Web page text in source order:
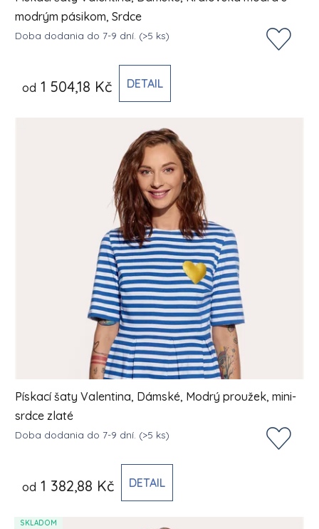
modrým pásikom, Srdce
Doba dodania do 7-9 dní. (>5 ks)
od 1 504,18 Kč DETAIL
Pískací šaty Valentina, Dámské, Modrý proužek, mini-
srdce zlaté
Doba dodania do 7-9 dní. (>5 ks)
od 1 382,88 Kč DETAIL
SKLADOM